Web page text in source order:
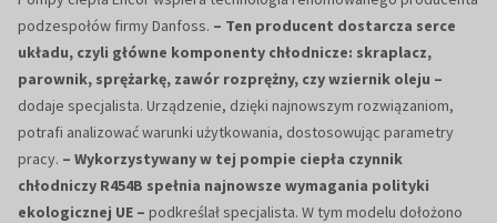
podzespołów firmy Danfoss. – Ten producent dostarcza serce
układu, czyli główne komponenty chłodnicze: skraplacz,
parownik, sprężarkę, zawór rozprężny, czy wziernik oleju –
dodaje specjalista. Urządzenie, dzięki najnowszym rozwiązaniom,
potrafi analizować warunki użytkowania, dostosowując parametry
pracy. – Wykorzystywany w tej pompie ciepła czynnik
chłodniczy R454B spełnia najnowsze wymagania polityki
ekologicznej UE – podkreślał specjalista. W tym modelu dołożono